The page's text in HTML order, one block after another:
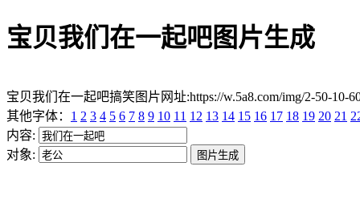
宝贝我们在一起吧图片生成
宝贝我们在一起吧搞笑图片网址:https://w.5a8.com/img/2-50-10-
其他字体： 1 2 3 4 5 6 7 8 9 10 11 12 13 14 15 16 17 18 19 20 21
内容:
对象: